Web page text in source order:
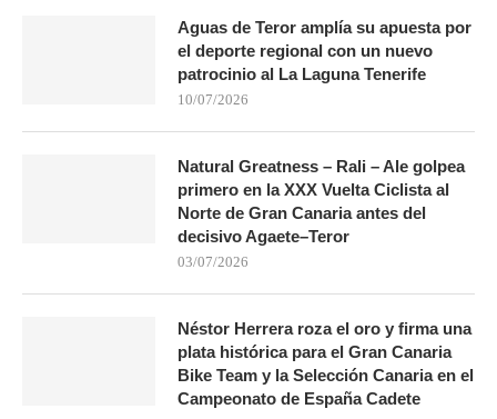
Aguas de Teror amplía su apuesta por
el deporte regional con un nuevo
patrocinio al La Laguna Tenerife
10/07/2026
Natural Greatness – Rali – Ale golpea
primero en la XXX Vuelta Ciclista al
Norte de Gran Canaria antes del
decisivo Agaete–Teror
03/07/2026
Néstor Herrera roza el oro y firma una
plata histórica para el Gran Canaria
Bike Team y la Selección Canaria en el
Campeonato de España Cadete